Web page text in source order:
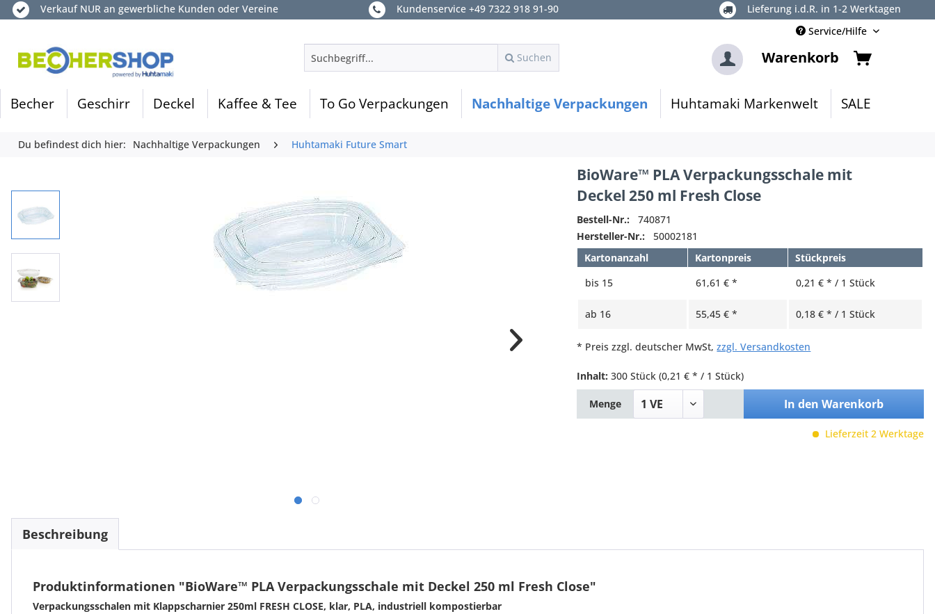
Verkauf NUR an gewerbliche Kunden oder Vereine Kundenservice +49 7322 918 91-90
Lieferung i.d.R. in 1-2 Werktagen
Service/Hilfe
Suchen
Warenkorb
Becher Geschirr Deckel Kaffee & Tee To Go Verpackungen Nachhaltige Verpackungen Huhtamaki Markenwelt SALE
Du befindest dich hier: Nachhaltige Verpackungen Huhtamaki Future Smart
BioWare™ PLA Verpackungsschale mit
Deckel 250 ml Fresh Close
Bestell-Nr.:
740871
Hersteller-Nr.:
50002181
Kartonanzahl
Kartonpreis
Stückpreis
bis 15 61,61 € * 0,21 € * / 1 Stück
ab 16 55,45 € * 0,18 € * / 1 Stück
* Preis zzgl. deutscher MwSt,zzgl. Versandkosten
Inhalt: 300 Stück(0,21 € * / 1 Stück)
Menge In den Warenkorb
Lieferzeit 2 Werktage
Beschreibung
Produktinformationen "BioWare™ PLA Verpackungsschale mit Deckel 250 ml Fresh Close"
Verpackungsschalen mit Klappscharnier 250ml FRESH CLOSE, klar, PLA, industriell kompostierbar